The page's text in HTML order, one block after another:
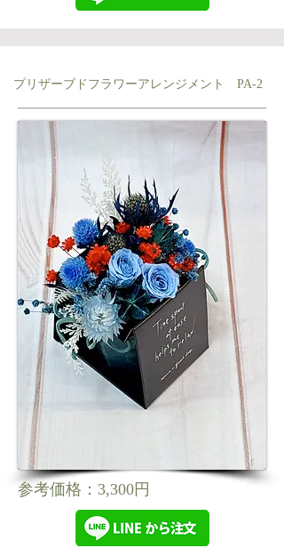
プリザーブドフラワーアレンジメント PA-2
参考価格：3,300円